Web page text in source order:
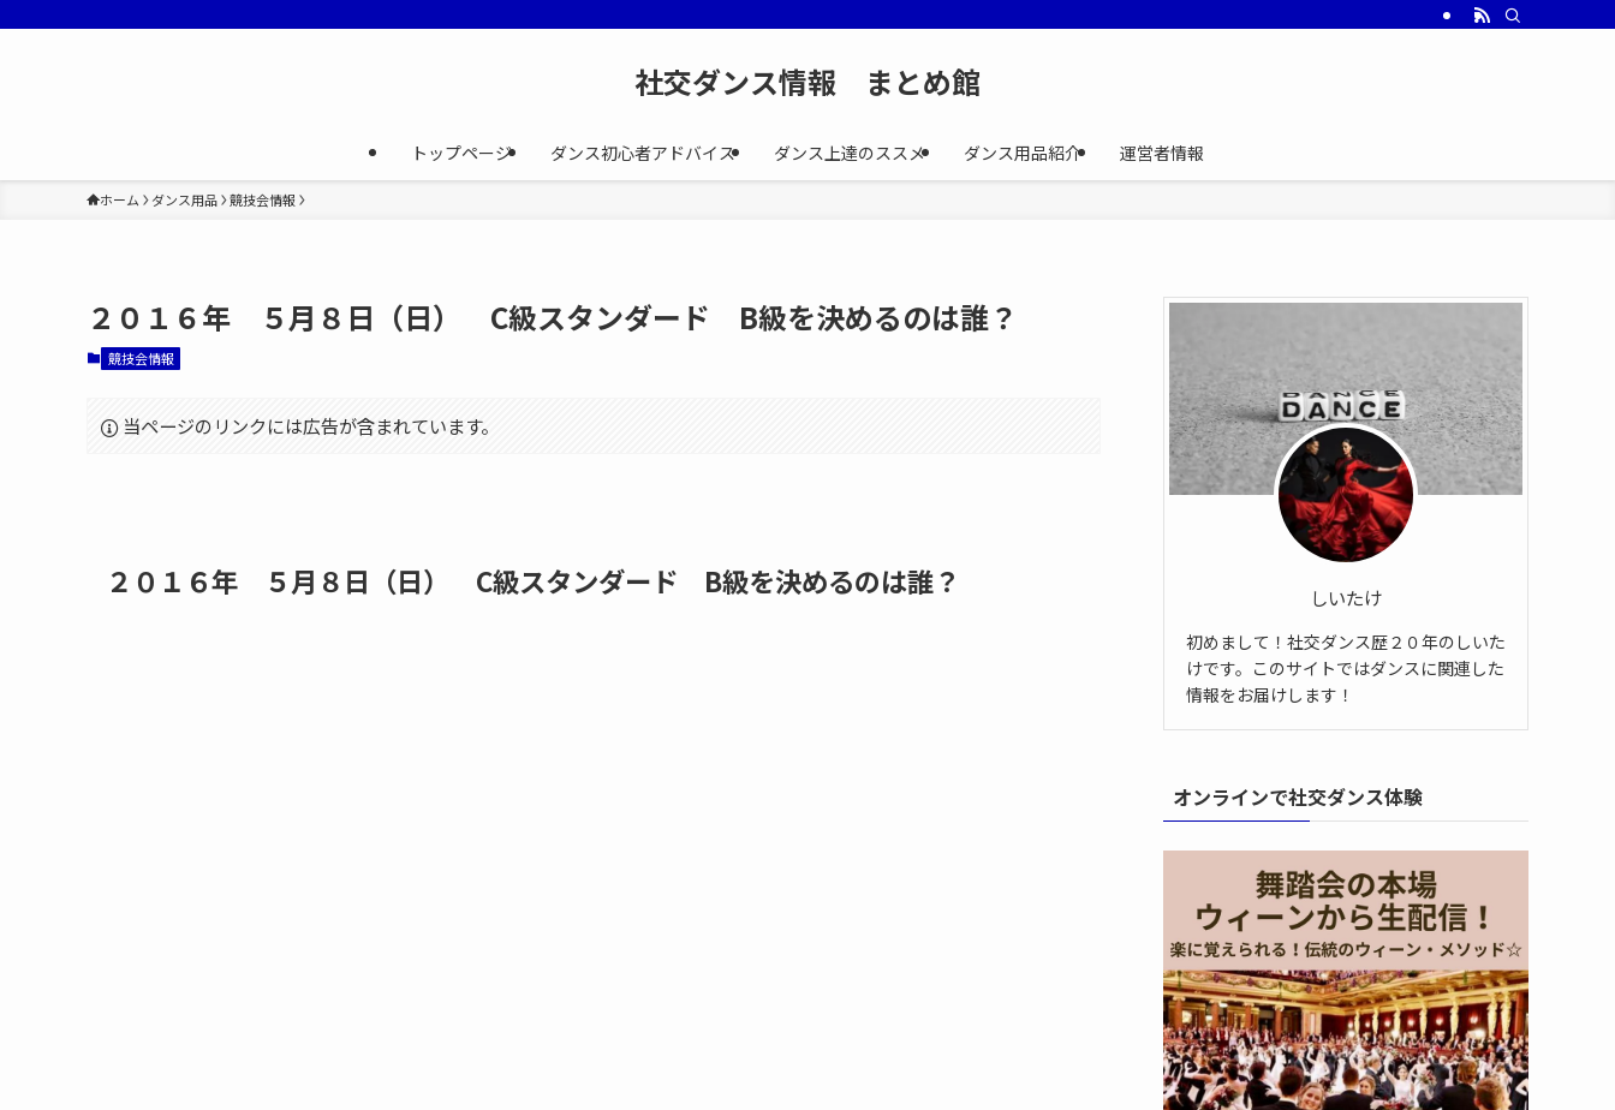
社交ダンス情報 まとめ館
トップページ ダンス初心者アドバイス ダンス上達のススメ ダンス用品紹介 運営者情報
ホーム ダンス用品 競技会情報
２０１６年 ５月８日（日） C級スタンダード B級を決めるのは誰？
競技会情報
当ページのリンクには広告が含まれています。
２０１６年 ５月８日（日） C級スタンダード B級を決めるのは誰？ しいたけ
初めまして！社交ダンス歴２０年のしいた
けです。このサイトではダンスに関連した
情報をお届けします！
オンラインで社交ダンス体験